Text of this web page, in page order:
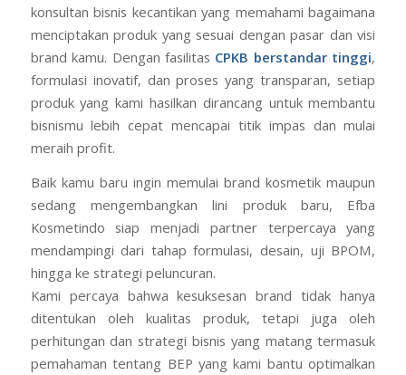
konsultan bisnis kecantikan yang memahami bagaimana
menciptakan produk yang sesuai dengan pasar dan visi
brand kamu. Dengan fasilitas CPKB berstandar tinggi,
formulasi inovatif, dan proses yang transparan, setiap
produk yang kami hasilkan dirancang untuk membantu
bisnismu lebih cepat mencapai titik impas dan mulai
meraih profit.
Baik kamu baru ingin memulai brand kosmetik maupun
sedang mengembangkan lini produk baru, Efba
Kosmetindo siap menjadi partner terpercaya yang
mendampingi dari tahap formulasi, desain, uji BPOM,
hingga ke strategi peluncuran.
Kami percaya bahwa kesuksesan brand tidak hanya
ditentukan oleh kualitas produk, tetapi juga oleh
perhitungan dan strategi bisnis yang matang termasuk
pemahaman tentang BEP yang kami bantu optimalkan